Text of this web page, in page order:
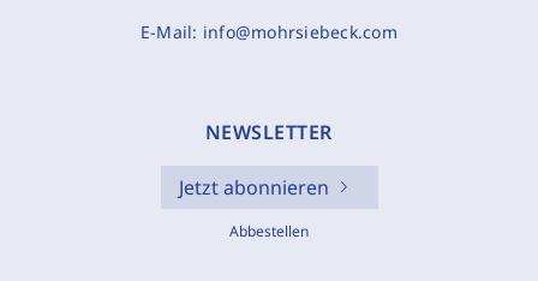
E-Mail: info@mohrsiebeck.com
NEWSLETTER
Jetzt abonnieren
Abbestellen